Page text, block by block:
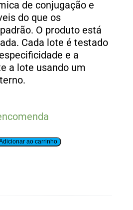
de conjugação e
do que os
O produto está
Cada lote é testado
e a
a lote usando um
ao carrinho